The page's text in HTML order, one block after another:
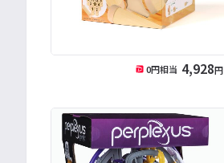
0円相当 4,928円